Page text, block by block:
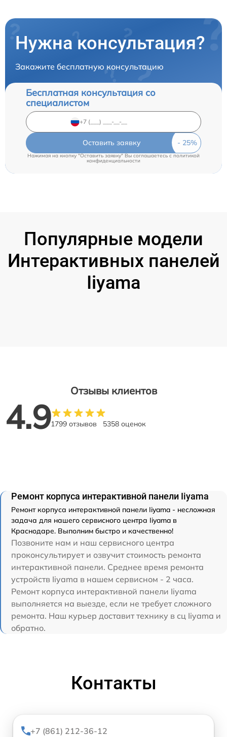
Нужна консультация?
Закажите бесплатную консультацию
Бесплатная консультация со
специалистом
Оставить заявку
Нажимая на кнопку "Оставить заявку" Вы соглашаетесь cполитикой
конфиденциальности
Популярные модели
Интерактивных панелей
Iiyama
Отзывы клиентов
4.91799 отзывов 5358 оценок
Ремонт корпуса интерактивной панели Iiyama
Ремонт корпуса интерактивной панели Iiyama - несложная
задача для нашего сервисного центра Iiyama в
Краснодаре. Выполним быстро и качественно!
Позвоните нам и наш сервисного центра
проконсультирует и озвучит стоимость ремонта
интерактивной панели. Среднее время ремонта
устройств Iiyama в нашем сервисном - 2 часа.
Ремонт корпуса интерактивной панели Iiyama
выполняется на выезде, если не требует сложного
ремонта. Наш курьер доставит технику в сц Iiyama и
обратно.
Контакты
+7 (861) 212-36-12